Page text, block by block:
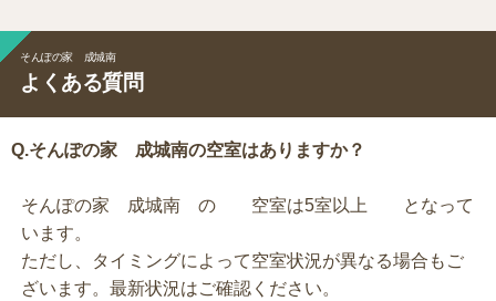
そんぽの家 成城南
よくある質問
Q.そんぽの家 成城南の空室はありますか？
そんぽの家 成城南 の 空室は5室以上 となって
います。
ただし、タイミングによって空室状況が異なる場合もご
ざいます。最新状況はご確認ください。